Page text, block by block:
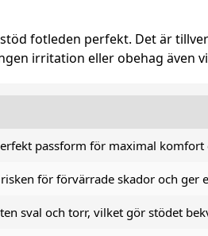
fotleden perfekt. Det är
irritation eller obehag även
passform för maximal
för förvärrade skador och ger
sval och torr, vilket gör stödet